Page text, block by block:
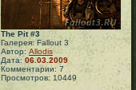
The Pit #3
Галерея: Fallout 3
Автор: Allodis
Дата:06.03.2009
Комментарии: 7
Просмотров: 10449